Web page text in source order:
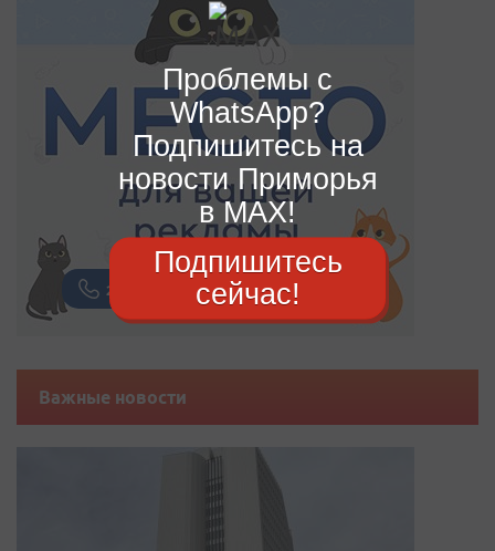
Важные новости
Проблемы с
WhatsApp?
Подпишитесь на
новости Приморья
в MAX!
Подпишитесь
сейчас!